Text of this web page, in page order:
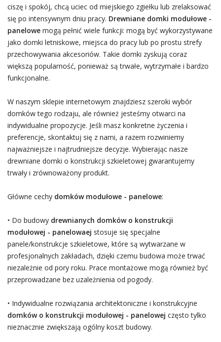
ciszę i spokój, chcą uciec od miejskiego zgiełku lub zrelaksować
się po intensywnym dniu pracy. Drewniane domki modułowe -
panelowe mogą pełnić wiele funkcji: mogą być wykorzystywane
jako domki letniskowe, miejsca do pracy lub po prostu strefy
przechowywania akcesoriów. Takie domki zyskują coraz
większą popularność, ponieważ są trwałe, wytrzymałe i bardzo
funkcjonalne.
W naszym sklepie internetowym znajdziesz szeroki wybór
domków tego rodzaju, ale również jesteśmy otwarci na
indywidualne propozycje. Jeśli masz konkretne życzenia i
preferencje, skontaktuj się z nami, a razem rozwiniemy
najważniejsze i najtrudniejsze decyzje. Wybierając nasze
drewniane domki o konstrukcji szkieletowej gwarantujemy
trwały i zrównoważony produkt.
Główne cechy domków modułowe - panelowe:
• Do budowy drewnianych domków o konstrukcji
modułowej - panelowaej stosuje się specjalne
panele/konstrukcje szkieletowe, które są wytwarzane w
profesjonalnych zakładach, dzięki czemu budowa może trwać
niezależnie od pory roku. Prace montażowe mogą również być
przeprowadzane bez uzależnienia od pogody.
• Indywidualne rozwiązania architektoniczne i konstrukcyjne
domków o konstrukcji modułowej - panelowej często tylko
nieznacznie zwiększają ogólny koszt budowy.